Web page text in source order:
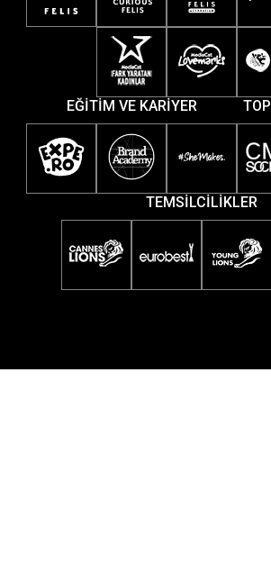
EĞİTİM VE KARİYER
TEMSİLCİLİKLER